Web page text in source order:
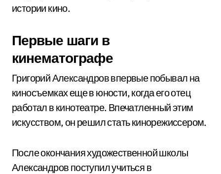
истории кино.
Первые шаги в
кинематографе
Григорий Александров впервые побывал на
киносъемках еще в юности, когда его отец
работал в кинотеатре. Впечатленный этим
искусством, он решил стать кинорежиссером.
После окончания художественной школы
Александров поступил учиться в